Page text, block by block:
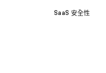
SaaS 安全性